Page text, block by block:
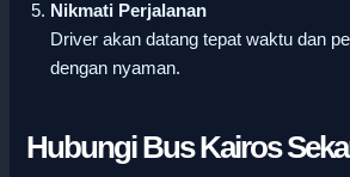
Nikmati Perjalanan
Driver akan datang tepat waktu dan
dengan nyaman.
Hubungi Bus Kairos